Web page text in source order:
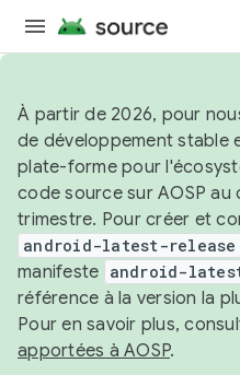
À partir de 2026, pour
de développement stable
plate-forme pour
code source sur AOSP au
trimestre. Pour créer et
android-latest-release
manifeste android-
référence à la version la
Pour en savoir plus,
apportées à AOSP.